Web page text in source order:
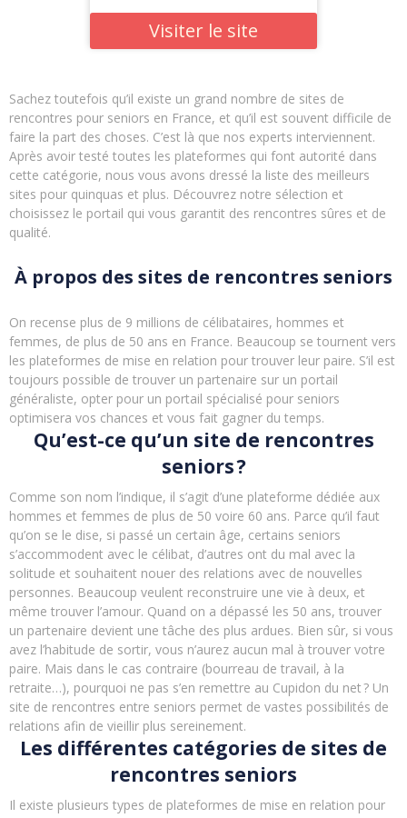
Visiter le site
Sachez toutefois qu’il existe un grand nombre de sites de
rencontres pour seniors en France, et qu’il est souvent difficile de
faire la part des choses. C’est là que nos experts interviennent.
Après avoir testé toutes les plateformes qui font autorité dans
cette catégorie, nous vous avons dressé la liste des meilleurs
sites pour quinquas et plus. Découvrez notre sélection et
choisissez le portail qui vous garantit des rencontres sûres et de
qualité.
À propos des sites de rencontres seniors
On recense plus de 9 millions de célibataires, hommes et
femmes, de plus de 50 ans en France. Beaucoup se tournent vers
les plateformes de mise en relation pour trouver leur paire. S’il est
toujours possible de trouver un partenaire sur un portail
généraliste, opter pour un portail spécialisé pour seniors
optimisera vos chances et vous fait gagner du temps.
Qu’est-ce qu’un site de rencontres
seniors ?
Comme son nom l’indique, il s’agit d’une plateforme dédiée aux
hommes et femmes de plus de 50 voire 60 ans. Parce qu’il faut
qu’on se le dise, si passé un certain âge, certains seniors
s’accommodent avec le célibat, d’autres ont du mal avec la
solitude et souhaitent nouer des relations avec de nouvelles
personnes. Beaucoup veulent reconstruire une vie à deux, et
même trouver l’amour. Quand on a dépassé les 50 ans, trouver
un partenaire devient une tâche des plus ardues. Bien sûr, si vous
avez l’habitude de sortir, vous n’aurez aucun mal à trouver votre
paire. Mais dans le cas contraire (bourreau de travail, à la
retraite…), pourquoi ne pas s’en remettre au Cupidon du net ? Un
site de rencontres entre seniors permet de vastes possibilités de
relations afin de vieillir plus sereinement.
Les différentes catégories de sites de
rencontres seniors
Il existe plusieurs types de plateformes de mise en relation pour